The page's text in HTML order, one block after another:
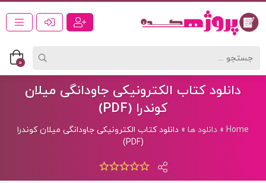
0
دانلود کتاب الکترونیکی جاودانگی میلان
کوندرا (PDF)
Home
» دانلود ها » دانلود کتاب الکترونیکی جاودانگی میلان کوندرا
(PDF)